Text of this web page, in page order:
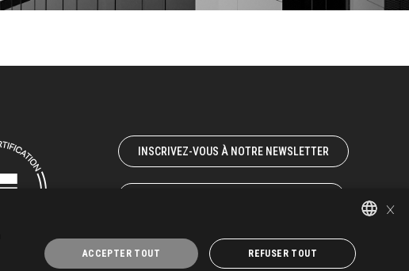
INSCRIVEZ-VOUS À NOTRE NEWSLETTER
×
ACCEPTER TOUT REFUSER TOUT